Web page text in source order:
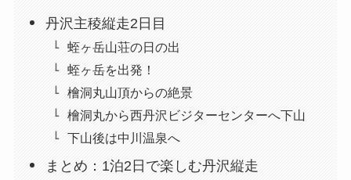
丹沢主稜縦走2日目
蛭ヶ岳山荘の日の出
蛭ヶ岳を出発！
檜洞丸山頂からの絶景
檜洞丸から西丹沢ビジターセンターへ下山
下山後は中川温泉へ
まとめ：1泊2日で楽しむ丹沢縦走